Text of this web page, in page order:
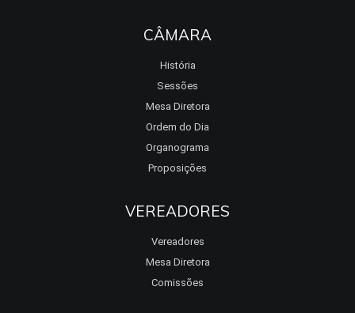
CÂMARA
História
Sessões
Mesa Diretora
Ordem do Dia
Organograma
Proposições
VEREADORES
Vereadores
Mesa Diretora
Comissões